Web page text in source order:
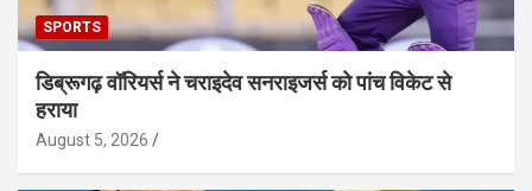
SPORTS
डिब्रूगढ़ वॉरियर्स ने चराइदेव सनराइजर्स को पांच विकेट से
हराया
August 5, 2026